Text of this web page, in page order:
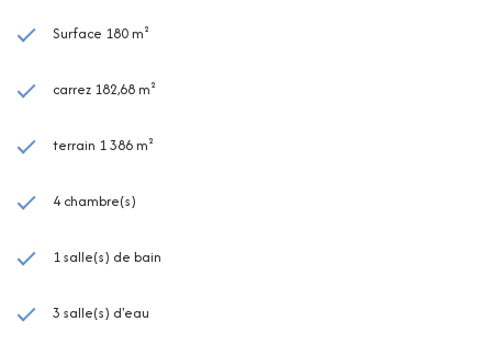
Surface 180 m²
carrez 182,68 m²
terrain 1 386 m²
4 chambre(s)
1 salle(s) de bain
3 salle(s) d'eau